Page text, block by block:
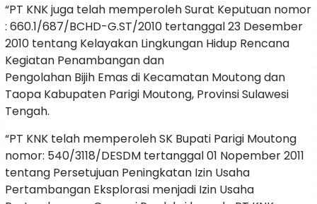
“PT KNK juga telah memperoleh Surat Keputuan nomor
: 660.1/687/BCHD-G.ST/2010 tertanggal 23 Desember
2010 tentang Kelayakan Lingkungan Hidup Rencana
Kegiatan Penambangan dan
Pengolahan Bijih Emas di Kecamatan Moutong dan
Taopa Kabupaten Parigi Moutong, Provinsi Sulawesi
Tengah.
“PT KNK telah memperoleh SK Bupati Parigi Moutong
nomor: 540/3118/DESDM tertanggal 01 Nopember 2011
tentang Persetujuan Peningkatan Izin Usaha
Pertambangan Eksplorasi menjadi Izin Usaha